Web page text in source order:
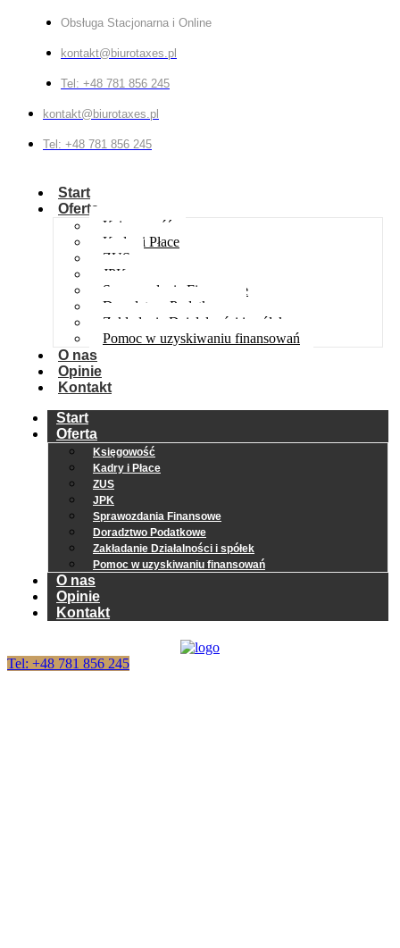
Obsługa Stacjonarna i Online
kontakt@biurotaxes.pl
Tel: +48 781 856 245
kontakt@biurotaxes.pl
Tel: +48 781 856 245
Start
Oferta
Księgowość
Kadry i Płace
ZUS
JPK
Sprawozdania Finansowe
Doradztwo Podatkowe
Zakładanie Działalności i spółek
Pomoc w uzyskiwaniu finansowań
O nas
Opinie
Kontakt
Start
Oferta
Księgowość
Kadry i Płace
ZUS
JPK
Sprawozdania Finansowe
Doradztwo Podatkowe
Zakładanie Działalności i spółek
Pomoc w uzyskiwaniu finansowań
O nas
Opinie
Kontakt
Tel: +48 781 856 245